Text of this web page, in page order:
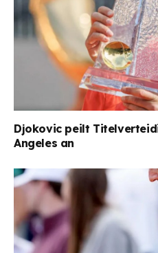
Djokovic peilt
Angeles an